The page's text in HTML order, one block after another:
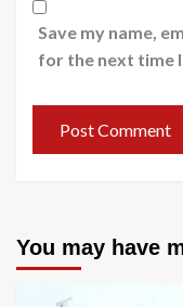
Save my name,
for the next time
You may have